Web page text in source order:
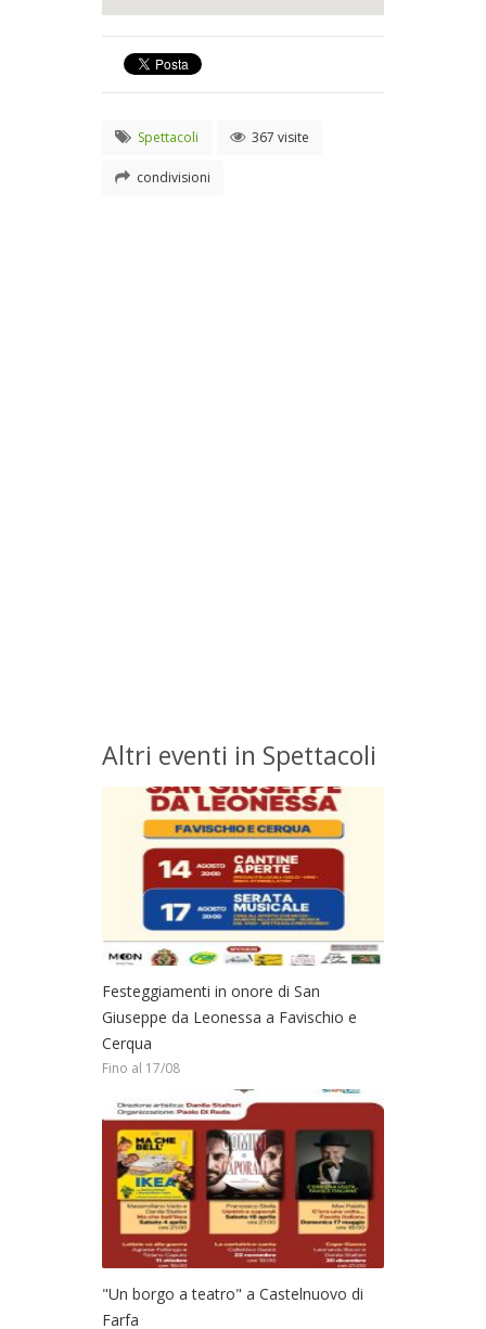
Spettacoli 367 visite
condivisioni
Altri eventi in Spettacoli
Festeggiamenti in onore di San
Giuseppe da Leonessa a Favischio e
Cerqua
Fino al 17/08
"Un borgo a teatro" a Castelnuovo di
Farfa